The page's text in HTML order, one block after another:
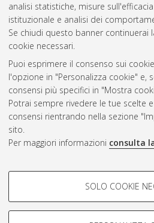
analisi statistiche, misure
istituzionale e analisi dei
Se chiudi questo banner continuerai
cookie necessari.
Puoi esprimere il consenso sui
l'opzione in "Personalizza cookie" e,
consensi più specifici in "Mostra
Potrai sempre rivedere le tue scelte
consensi rientrando nella sezione
sito.
Per maggiori informazioni consulta
COOKIE DI PROFILAZIONE -
Si tratta di cookie utilizzati per
SOLO COOKIE
Gestione del
Atom
Rss 1.0
Rss 2.0
AMS Laurea
Impostazioni Cookie
Informativa sulla privacy
Condizioni d’uso del sito